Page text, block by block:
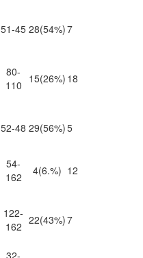
51-45 28(54%)7
80-
110 15(26%) 18
52-48 29(56%)5
54-
162
4(6.%) 12
122-
162 22(43%)7
32-